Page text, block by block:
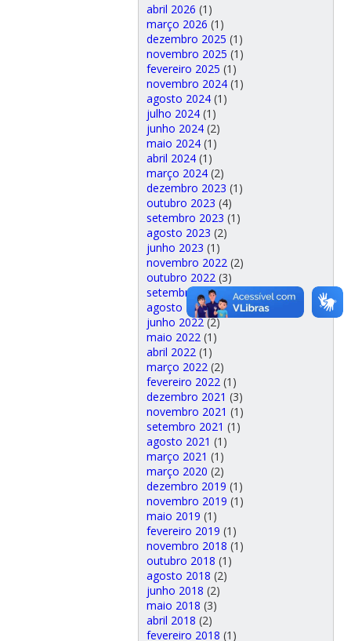
abril 2026 (1)
março 2026 (1)
dezembro 2025 (1)
novembro 2025 (1)
fevereiro 2025 (1)
novembro 2024(1)
agosto 2024(1)
julho 2024(1)
junho 2024(2)
maio 2024(1)
abril 2024(1)
março 2024(2)
dezembro 2023 (1)
outubro 2023 (4)
setembro 2023 (1)
agosto 2023 (2)
junho 2023 (1)
novembro 2022 (2)
outubro 2022 (3)
setembro 2022
(1)
agosto 2022(1)
junho 2022(2)
maio 2022 (1)
abril 2022 (1)
março 2022 (2)
fevereiro 2022 (1)
dezembro 2021 (3)
novembro 2021 (1)
setembro 2021 (1)
agosto 2021 (1)
março 2021 (1)
março 2020 (2)
dezembro 2019 (1)
novembro 2019 (1)
maio 2019 (1)
fevereiro 2019 (1)
novembro 2018 (1)
outubro 2018 (1)
agosto 2018 (2)
junho 2018 (2)
maio 2018 (3)
abril 2018 (2)
fevereiro 2018 (1)